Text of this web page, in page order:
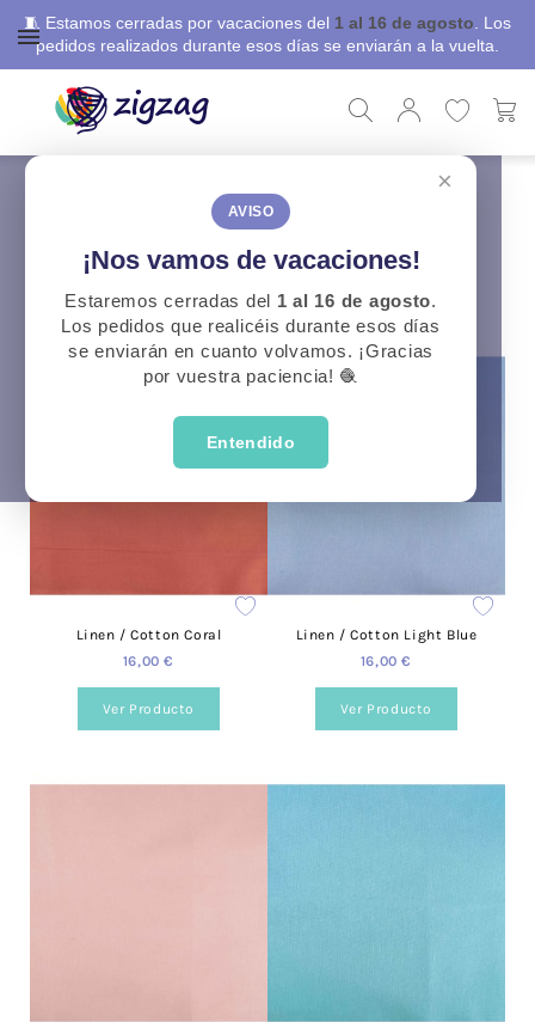
🧵 Estamos cerradas por vacaciones del 1 al 16 de agosto . Los
pedidos realizados durante esos días se enviarán a la vuelta.
×
AVISO
¡Nos vamos de vacaciones!
Estaremos cerradas del 1 al 16 de agosto.
Los pedidos que realicéis durante esos días
se enviarán en cuanto volvamos. ¡Gracias
por vuestra paciencia! 🧶
Entendido
Lino/Cotton
Linen / Cotton Coral
16,00 €
Ver Producto
Linen / Cotton Light Blue
16,00 €
Ver Producto